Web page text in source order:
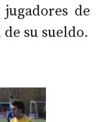
de
su sueldo.